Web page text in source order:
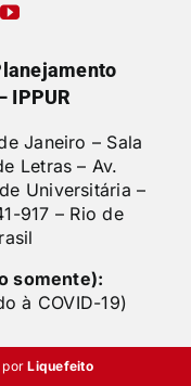
IPPUR
Janeiro – Sala
Letras – Av.
Universitária –
917 – Rio de
somente):
à COVID-19)
porLiquefeito